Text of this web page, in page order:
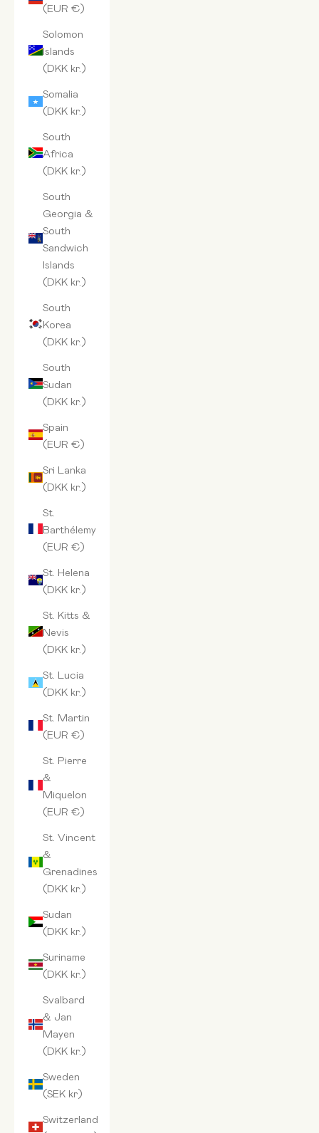
(EUR €)
Solomon
Islands
(DKK kr.)
Somalia
(DKK kr.)
South
Africa
(DKK kr.)
South
Georgia &
South
Sandwich
Islands
(DKK kr.)
South
Korea
(DKK kr.)
South
Sudan
(DKK kr.)
Spain
(EUR €)
Sri Lanka
(DKK kr.)
St.
Barthélemy
(EUR €)
St. Helena
(DKK kr.)
St. Kitts &
Nevis
(DKK kr.)
St. Lucia
(DKK kr.)
St. Martin
(EUR €)
St. Pierre
&
Miquelon
(EUR €)
St. Vincent
&
Grenadines
(DKK kr.)
Sudan
(DKK kr.)
Suriname
(DKK kr.)
Svalbard
& Jan
Mayen
(DKK kr.)
Sweden
(SEK kr)
Switzerland